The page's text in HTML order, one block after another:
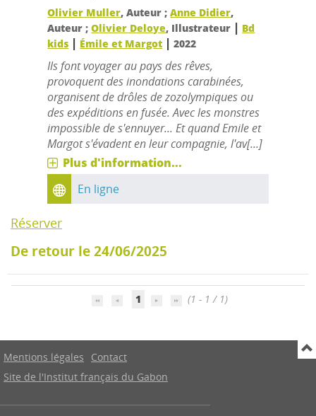
Olivier Muller, Auteur ;Anne Didier,
Auteur ;Olivier Deloye, Illustrateur | Bd
kids | Émile et Margot |2022
Ils font voyager au pays des rêves,
provoquent des inondations carabinées,
organisent de drôles de zozolympiques ou
des expéditions en fusée. Avec les monstres
impossible de s'ennuyer... Et quand Emile et
Margot s'évadent en leur compagnie, l'av[...]
Plus d'information...
En ligne
Réserver
De retour le 24/06/2025
1 (1 - 1 / 1)
Mentions légales
Contact
Site de l'Institut français du Gabon